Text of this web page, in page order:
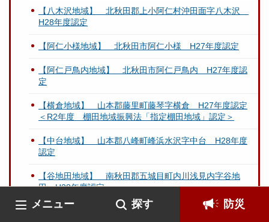
メニュー 探す 防災
【八木沢地域】 北秋田郡上小阿仁村沖田面字八木沢
H28年度認定
【阿仁小様地域】 北秋田市阿仁小様 H27年度認定
【阿仁戸鳥内地域】 北秋田市阿仁戸鳥内 H27年度認
定
【横倉地域】 山本郡藤里町藤琴字横倉 H27年度認定
＜R2年度 棚田地域振興法「指定棚田地域」認定＞
【中台地域】 山本郡八峰町峰浜水沢字中台 H28年度
認定
【谷地田地域】 南秋田郡五城目町内川浅見内字谷地
田 H28年度認定
【黒土地域】 南秋田郡五城目町内川黒土 H28年度認